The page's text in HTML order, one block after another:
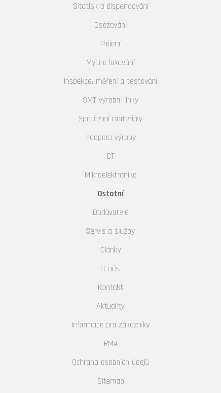
Sítotisk a dispendování
Osazování
Pájení
Mytí a lakování
Inspekce, měření a testování
SMT výrobní linky
Spotřební materiály
Podpora výroby
CT
Mikroelektronika
Ostatní
Dodavatelé
Servis a služby
Články
O nás
Kontakt
Aktuality
Informace pro zákazníky
RMA
Ochrana osobních údajů
Sitemap